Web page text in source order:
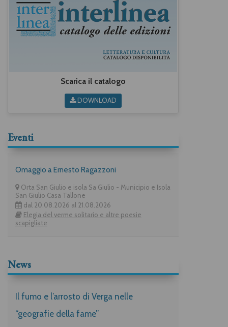
Scarica il catalogo
DOWNLOAD
Eventi
Omaggio a Ernesto Ragazzoni
Orta San Giulio e isola Sa Giulio - Municipio e Isola
San Giulio Casa Tallone
dal 20.08.2026 al 21.08.2026
Elegia del verme solitario e altre poesie
scapigliate
News
Il fumo e l’arrosto di Verga nelle
“geografie della fame”